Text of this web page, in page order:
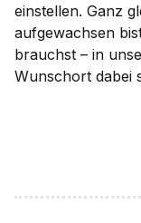
einstellen. Ganz
aufgewachsen
brauchst – in
Wunschort dabei